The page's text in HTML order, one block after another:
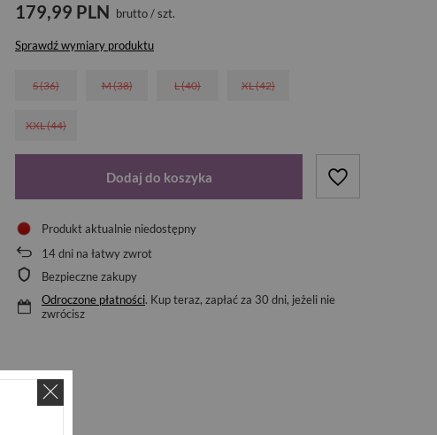
179,99 PLN brutto/szt.
Sprawdź wymiary produktu
S (36) M (38) L (40) XL (42)
XXL (44)
Dodaj do koszyka
Produkt aktualnie niedostępny
14dni na łatwy zwrot
Bezpieczne zakupy
Odroczone płatności. Kup teraz, zapłać za 30 dni, jeżeli nie
zwrócisz